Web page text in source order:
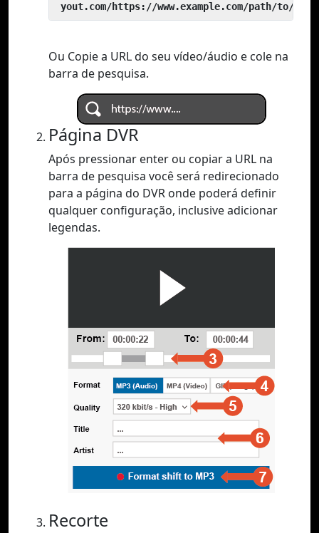
yout.com/https://www.example.com/path/to/
Ou Copie a URL do seu vídeo/áudio e cole na
barra de pesquisa.
Página DVR
Após pressionar enter ou copiar a URL na
barra de pesquisa você será redirecionado
para a página do DVR onde poderá definir
qualquer configuração, inclusive adicionar
legendas.
Recorte